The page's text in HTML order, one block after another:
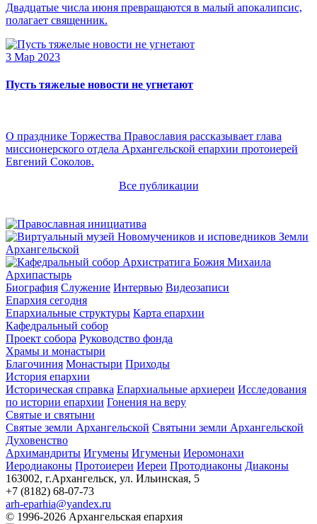
Двадцатые числа июня превращаются в малый апокалипсис,
полагает священник.
3 Мар 2023
Пусть тяжелые новости не угнетают
О празднике Торжества Православия рассказывает глава
миссионерского отдела Архангельской епархии протоиерей
Евгений Соколов.
Все публикации
Архипастырь
Биография Служение Интервью Видеозаписи
Епархия сегодня
Епархиальные структуры Карта епархии
Кафедральный собор
Проект собора Руководство фонда
Храмы и монастыри
Благочиния Монастыри Приходы
История епархии
Историческая справка Епархиальные архиереи Исследования
по истории епархии Гонения на веру
Святые и святыни
Святые земли Архангельской Святыни земли Архангельской
Духовенство
Архимандриты Игумены Игуменьи Иеромонахи
Иеродиаконы Протоиереи Иереи Протодиаконы Диаконы
163002, г.Архангельск, ул. Ильинская, 5
+7 (8182) 68-07-73
arh-eparhia@yandex.ru
© 1996-2026 Архангельская епархия